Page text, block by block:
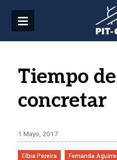
Tiempo de
concretar
1 Mayo, 2017
Elbia Pereira Fernanda Aguirre